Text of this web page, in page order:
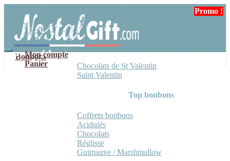
navigation
contenu
Mon compte
Panier
Bonbons
Chocolats de St Valentin
Saint Valentin
Top bonbons
Coffrets bonbons
Acidulés
Chocolats
Réglisse
Guimauve / Marshmallow
Promo !